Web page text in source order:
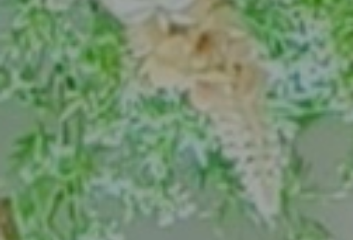
THE WEDDING OF
A. Herdi & A. Efa
17. 04. 24